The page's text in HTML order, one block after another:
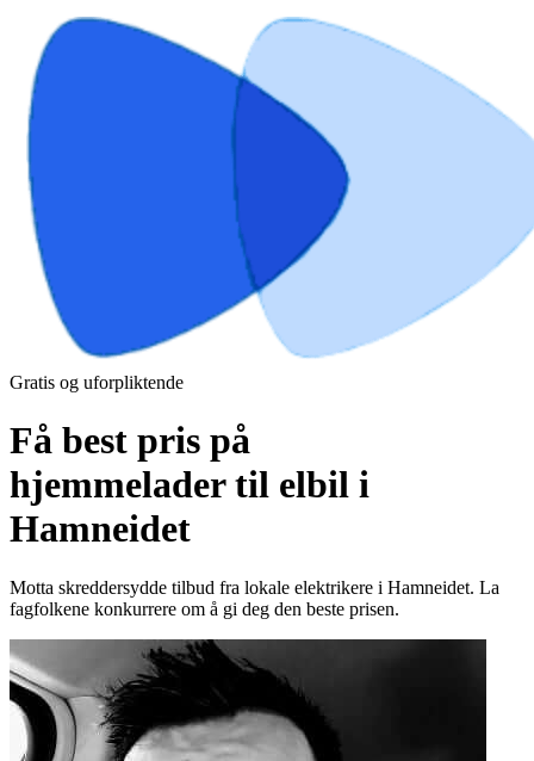
Gratis og uforpliktende
Få best pris på
hjemmelader til elbil i
Hamneidet
Motta skreddersydde tilbud fra lokale elektrikere i Hamneidet. La
fagfolkene konkurrere om å gi deg den beste prisen.